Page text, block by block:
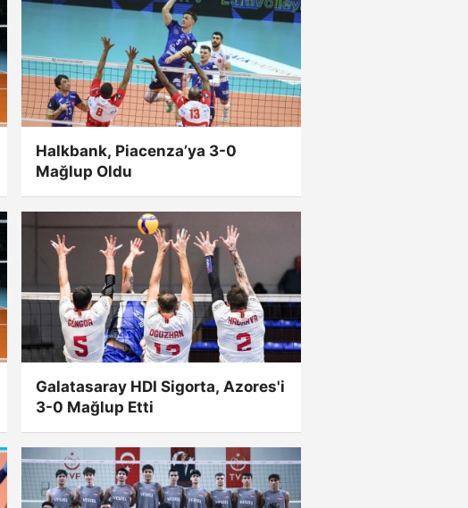
Halkbank, Piacenza’ya 3-0
Mağlup Oldu
Galatasaray HDI Sigorta, Azores'i
3-0 Mağlup Etti